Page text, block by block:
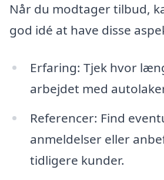
Når du modtager tilbud,
god idé at have disse
Erfaring: Tjek hvor
arbejdet med
Referencer: Find
anmeldelser eller
tidligere kunder.